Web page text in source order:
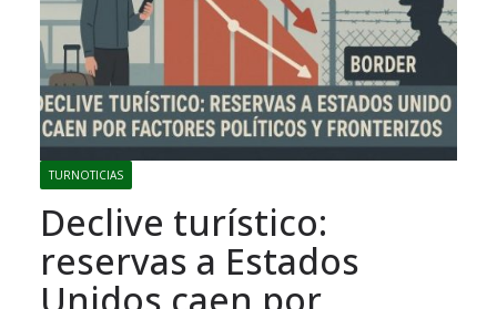
TURNOTICIAS
Declive turístico:
reservas a Estados
Unidos caen por